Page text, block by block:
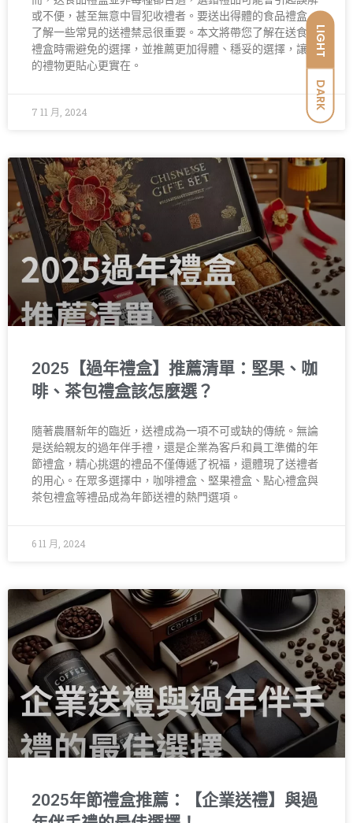
LIGHT
DARK
或不便，甚至無意中冒犯收禮者。要送出得體的食品禮盒，
了解一些常見的送禮禁忌很重要。本文將帶您了解在送食品
禮盒時需避免的選擇，並推薦更加得體、穩妥的選擇，讓您
的禮物更貼心更實在。
7 11 月, 2024
2025【過年禮盒】推薦清單：堅果、咖
啡、茶包禮盒該怎麼選？
隨著農曆新年的臨近，送禮成為一項不可或缺的傳統。無論
是送給親友的過年伴手禮，還是企業為客戶和員工準備的年
節禮盒，精心挑選的禮品不僅傳遞了祝福，還體現了送禮者
的用心。在眾多選擇中，咖啡禮盒、堅果禮盒、點心禮盒與
茶包禮盒等禮品成為年節送禮的熱門選項。
6 11 月, 2024
2025年節禮盒推薦：【企業送禮】與過